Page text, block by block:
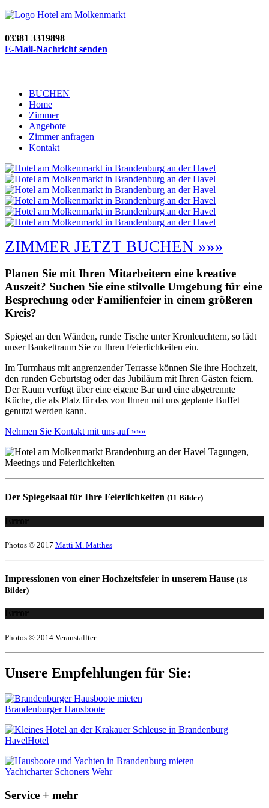
03381 3319898
E-Mail-Nachricht senden
BUCHEN
Home
Zimmer
Angebote
Zimmer anfragen
Kontakt
ZIMMER JETZT BUCHEN »»»
Planen Sie mit Ihren Mitarbeitern eine kreative
Auszeit? Suchen Sie eine stilvolle Umgebung für eine
Besprechung oder Familienfeier in einem größeren
Kreis?
Spiegel an den Wänden, runde Tische unter Kronleuchtern, so lädt
unser Bankettraum Sie zu Ihren Feierlichkeiten ein.
Im Turmhaus mit angrenzender Terrasse können Sie ihre Hochzeit,
den runden Geburtstag oder das Jubiläum mit Ihren Gästen feiern.
Der Raum verfügt über eine eigene Bar und eine abgetrennte
Küche, die als Platz für das von Ihnen mit uns geplante Buffet
genutzt werden kann.
Nehmen Sie Kontakt mit uns auf »»»
Der Spiegelsaal für Ihre Feierlichkeiten (11 Bilder)
Error
Photos © 2017 Matti M. Matthes
Impressionen von einer Hochzeitsfeier in unserem Hause (18
Bilder)
Error
Photos © 2014 Veranstallter
Unsere Empfehlungen für Sie:
Brandenburger Hausboote
HavelHotel
Yachtcharter Schoners Wehr
Service + mehr